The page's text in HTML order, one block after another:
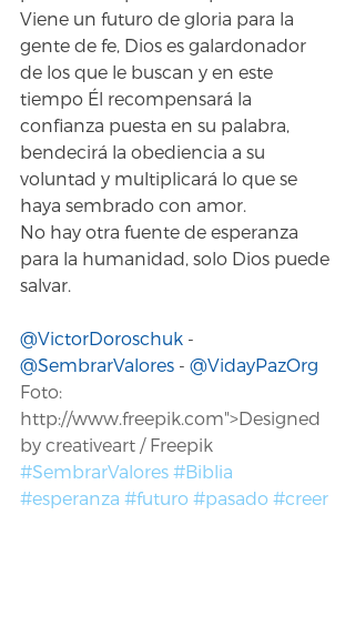
Viene un futuro de gloria para la
gente de fe, Dios es galardonador
de los que le buscan y en este
tiempo Él recompensará la
confianza puesta en su palabra,
bendecirá la obediencia a su
voluntad y multiplicará lo que se
haya sembrado con amor.
No hay otra fuente de esperanza
para la humanidad, solo Dios puede
salvar.
@VictorDoroschuk -
@SembrarValores - @VidayPazOrg
Foto:
http://www.freepik.com">Designed
by creativeart / Freepik
#SembrarValores #Biblia
#esperanza #futuro #pasado #creer